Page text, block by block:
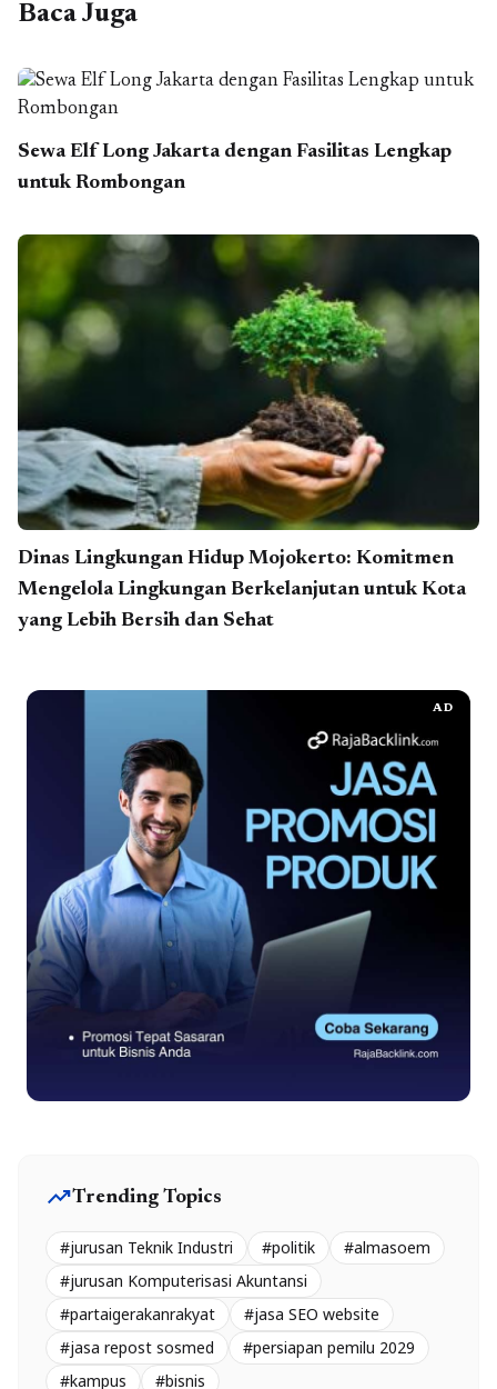
Baca Juga
Sewa Elf Long Jakarta dengan Fasilitas Lengkap
untuk Rombongan
Dinas Lingkungan Hidup Mojokerto: Komitmen
Mengelola Lingkungan Berkelanjutan untuk Kota
yang Lebih Bersih dan Sehat
AD
trending_upTrending Topics
#jurusan Teknik Industri #politik
#almasoem
#jurusan Komputerisasi Akuntansi
#partaigerakanrakyat
#jasa SEO website
#jasa repost sosmed
#persiapan pemilu 2029
#kampus
#bisnis